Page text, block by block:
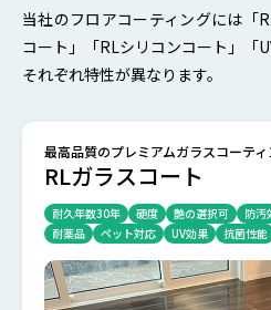
当社のフロアコーティングには「
コート」「RLシリコンコート」「
それぞれ特性が異なります。
最高品質のプレミアムガラスコーテ
RLガラスコート
耐久年数30年 硬度 艶の選択可 防汚
耐薬品
ペット対応 UV効果 抗菌性能